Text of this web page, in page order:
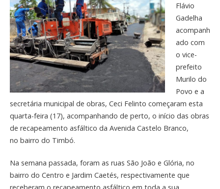
Flávio
Gadelha
acompanh
ado com
o vice-
prefeito
Murilo do
Povo e a
secretária municipal de obras, Ceci Felinto começaram esta
quarta-feira (17), acompanhando de perto, o início das obras
de recapeamento asfáltico da Avenida Castelo Branco,
no bairro do Timbó.
Na semana passada, foram as ruas São João e Glória, no
bairro do Centro e Jardim Caetés, respectivamente que